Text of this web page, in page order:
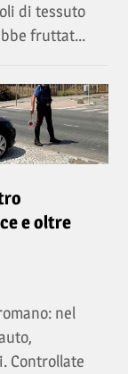
di tessuto
fruttat...
e oltre
nel
Controllate